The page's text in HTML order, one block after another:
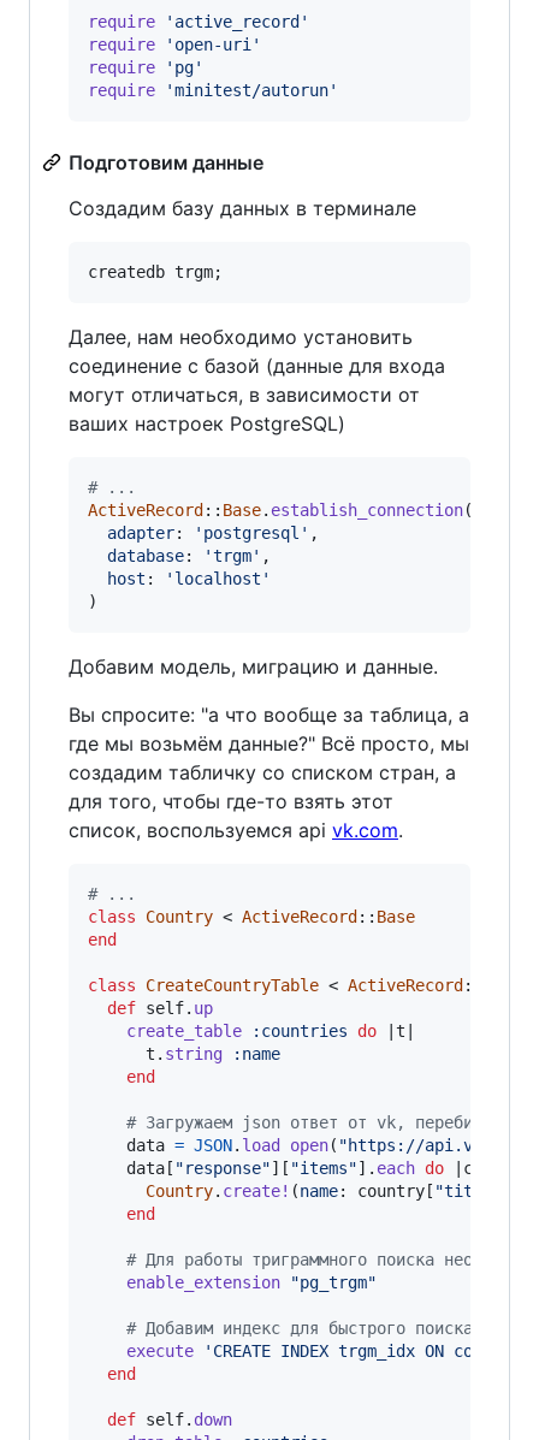
require
'active_record'
require
'open-uri'
require
'pg'
require
'minitest/autorun'
Подготовим данные
Создадим базу данных в терминале
Далее, нам необходимо установить
соединение с базой (данные для входа
могут отличаться, в зависимости от
ваших настроек PostgreSQL)
# ...
ActiveRecord :: Base. establish_connection(
adapter: 'postgresql' ,
database: 'trgm' ,
host :
'localhost'
)
Добавим модель, миграцию и данные.
Вы спросите: "а что вообще за таблица, а
где мы возьмём данные?" Всё просто, мы
создадим табличку со списком стран, а
для того, чтобы где-то взять этот
список, воспользуемся api vk.com.
# ...
class
Country < ActiveRecord :: Base
end
class CreateCountryTable < ActiveRecord ::
def self. up
create_table
:countries do t
t . string
:name
end
# Загружаем json ответ от vk, перебираем
data = JSON. load open( "https://api.vk.com/
data [ "response"] [ "items"] . each do country
Country. create! (name: country [ "title"
end
# Для работы триграммного поиска
enable_extension
"pg_trgm"
# Добавим индекс для быстрого поиска по
execute
'CREATE INDEX trgm_idx ON
end
def self. down